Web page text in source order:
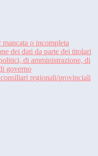
mancata o incompleta
dei dati da parte dei titolari
di amministrazione, di
governo
regionali/provinciali